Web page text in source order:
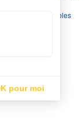
les plus fiables